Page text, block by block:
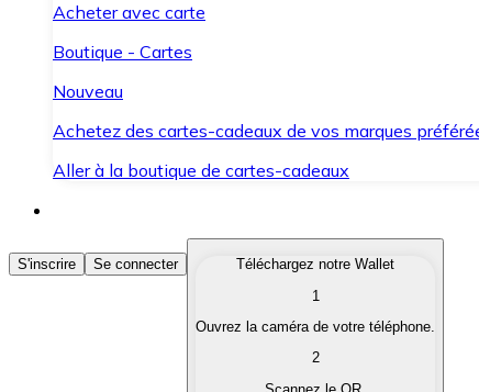
Acheter avec carte
Boutique - Cartes
Nouveau
Achetez des cartes-cadeaux de vos marques
Aller à la boutique de cartes-cadeaux
Acheter des Cryptomonnaies
Achetez les cryptomonnaies qui vous intéressent
Convertissez vos cryptomonnaies en monnaie
S'inscrire Se connecter
Téléchargez notre Wallet
1
Ouvrez la caméra de votre téléphone.
2